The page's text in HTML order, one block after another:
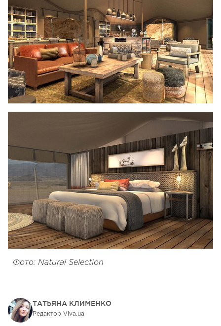
Фото: Natural Selection
ТАТЬЯНА КЛИМЕНКО
Редактор Viva.ua